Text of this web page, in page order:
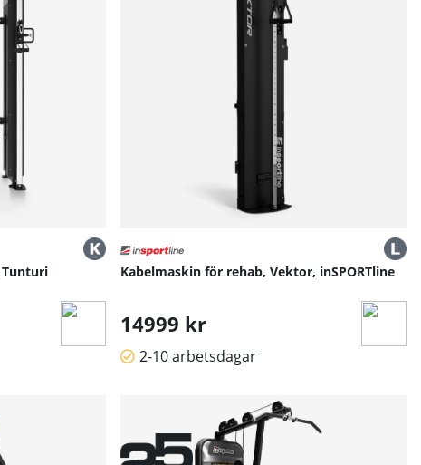
Kabelmaskin för rehab, Vektor, inSPORTline
14999 kr
2-10 arbetsdagar